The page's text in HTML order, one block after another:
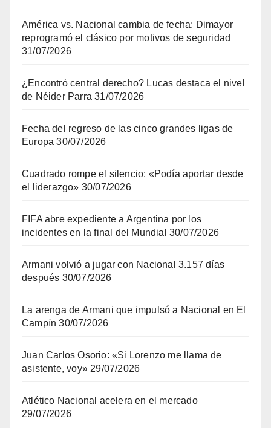
América vs. Nacional cambia de fecha: Dimayor
reprogramó el clásico por motivos de seguridad
31/07/2026
¿Encontró central derecho? Lucas destaca el nivel
de Néider Parra 31/07/2026
Fecha del regreso de las cinco grandes ligas de
Europa 30/07/2026
Cuadrado rompe el silencio: «Podía aportar desde
el liderazgo» 30/07/2026
FIFA abre expediente a Argentina por los
incidentes en la final del Mundial 30/07/2026
Armani volvió a jugar con Nacional 3.157 días
después 30/07/2026
La arenga de Armani que impulsó a Nacional en El
Campín 30/07/2026
Juan Carlos Osorio: «Si Lorenzo me llama de
asistente, voy» 29/07/2026
Atlético Nacional acelera en el mercado
29/07/2026